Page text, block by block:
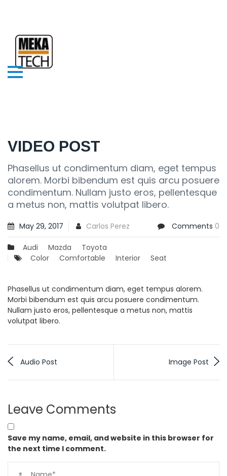
VIDEO POST
Phasellus ut condimentum diam, eget tempus
alorem. Morbi bibendum est quis arcu posuere
condimentum. Nullam justo eros, pellentesque
a metus non, mattis volutpat libero.
May 29, 2017 Carlos Perez Comments 0
Audi Mazda
Toyota
Color
Comfortable Interior Seat
Phasellus ut condimentum diam, eget tempus alorem.
Morbi bibendum est quis arcu posuere condimentum.
Nullam justo eros, pellentesque a metus non, mattis
volutpat libero.
Audio Post Image Post
Leave Comments
Save my name, email, and website in this browser for
the next time I comment.